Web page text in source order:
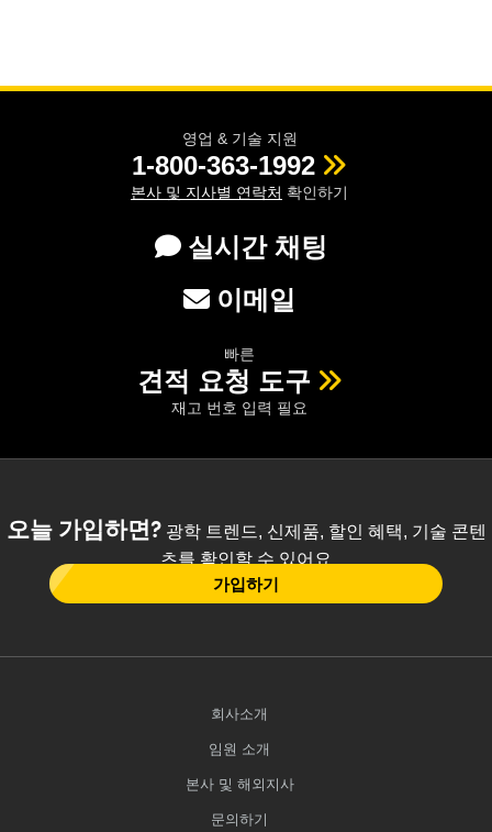
영업 & 기술 지원
1-800-363-1992
본사 및 지사별 연락처 확인하기
실시간 채팅
이메일
빠른
견적 요청 도구
재고 번호 입력 필요
오늘 가입하면?광학 트렌드, 신제품, 할인 혜택, 기술 콘텐
츠를 확인할 수 있어요
가입하기
회사소개
임원 소개
본사 및 해외지사
문의하기